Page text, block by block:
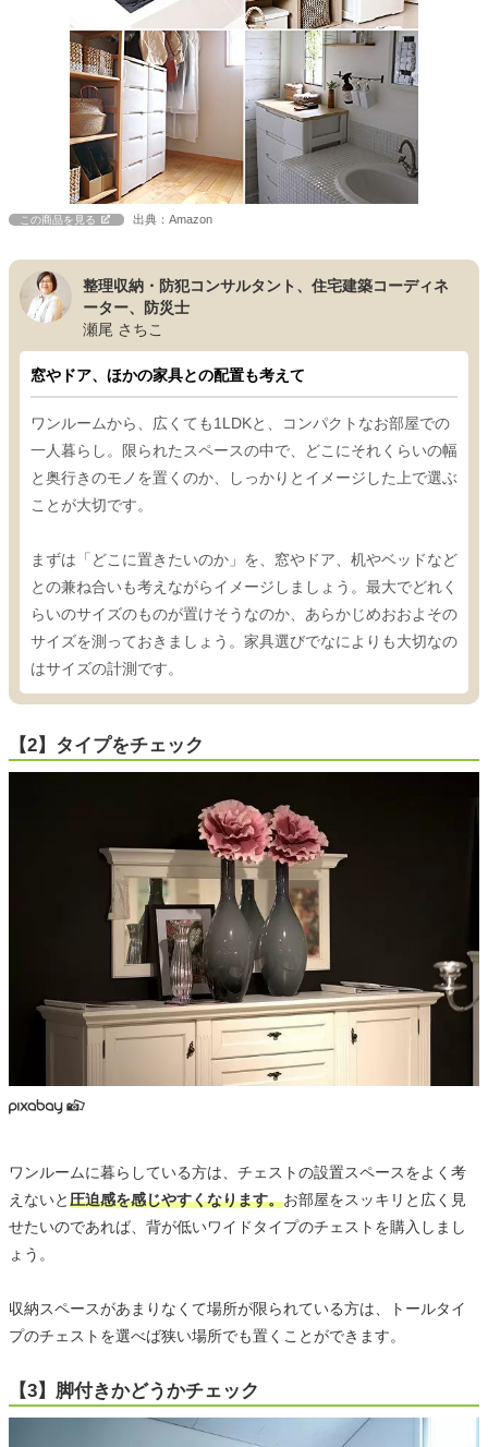
この商品を見る 出典：Amazon
整理収納・防犯コンサルタント、住宅建築コーディネ
ーター、防災士
瀬尾 さちこ
窓やドア、ほかの家具との配置も考えて
ワンルームから、広くても1LDKと、コンパクトなお部屋での
一人暮らし。限られたスペースの中で、どこにそれくらいの幅
と奥行きのモノを置くのか、しっかりとイメージした上で選ぶ
ことが大切です。
まずは「どこに置きたいのか」を、窓やドア、机やベッドなど
との兼ね合いも考えながらイメージしましょう。最大でどれく
らいのサイズのものが置けそうなのか、あらかじめおおよその
サイズを測っておきましょう。家具選びでなによりも大切なの
はサイズの計測です。
【2】タイプをチェック
ワンルームに暮らしている方は、チェストの設置スペースをよく考
えないと圧迫感を感じやすくなります。お部屋をスッキリと広く見
せたいのであれば、背が低いワイドタイプのチェストを購入しまし
ょう。
収納スペースがあまりなくて場所が限られている方は、トールタイ
プのチェストを選べば狭い場所でも置くことができます。
【3】脚付きかどうかチェック